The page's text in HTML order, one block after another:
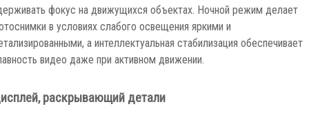
фокус на движущихся объектах. Ночной режим делает
в условиях слабого освещения яркими и
а интеллектуальная стабилизация обеспечивает
видео даже при активном движении.
раскрывающий детали